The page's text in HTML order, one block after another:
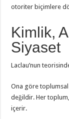
otoriter biçimlere
Kimlik,
Siyaset
Laclau’nun
Ona göre toplumsal
değildir. Her toplum,
içerir.